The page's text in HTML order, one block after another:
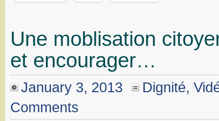
Une moblisation
et encourager…
January 3, 2013 Dignité,
Comments